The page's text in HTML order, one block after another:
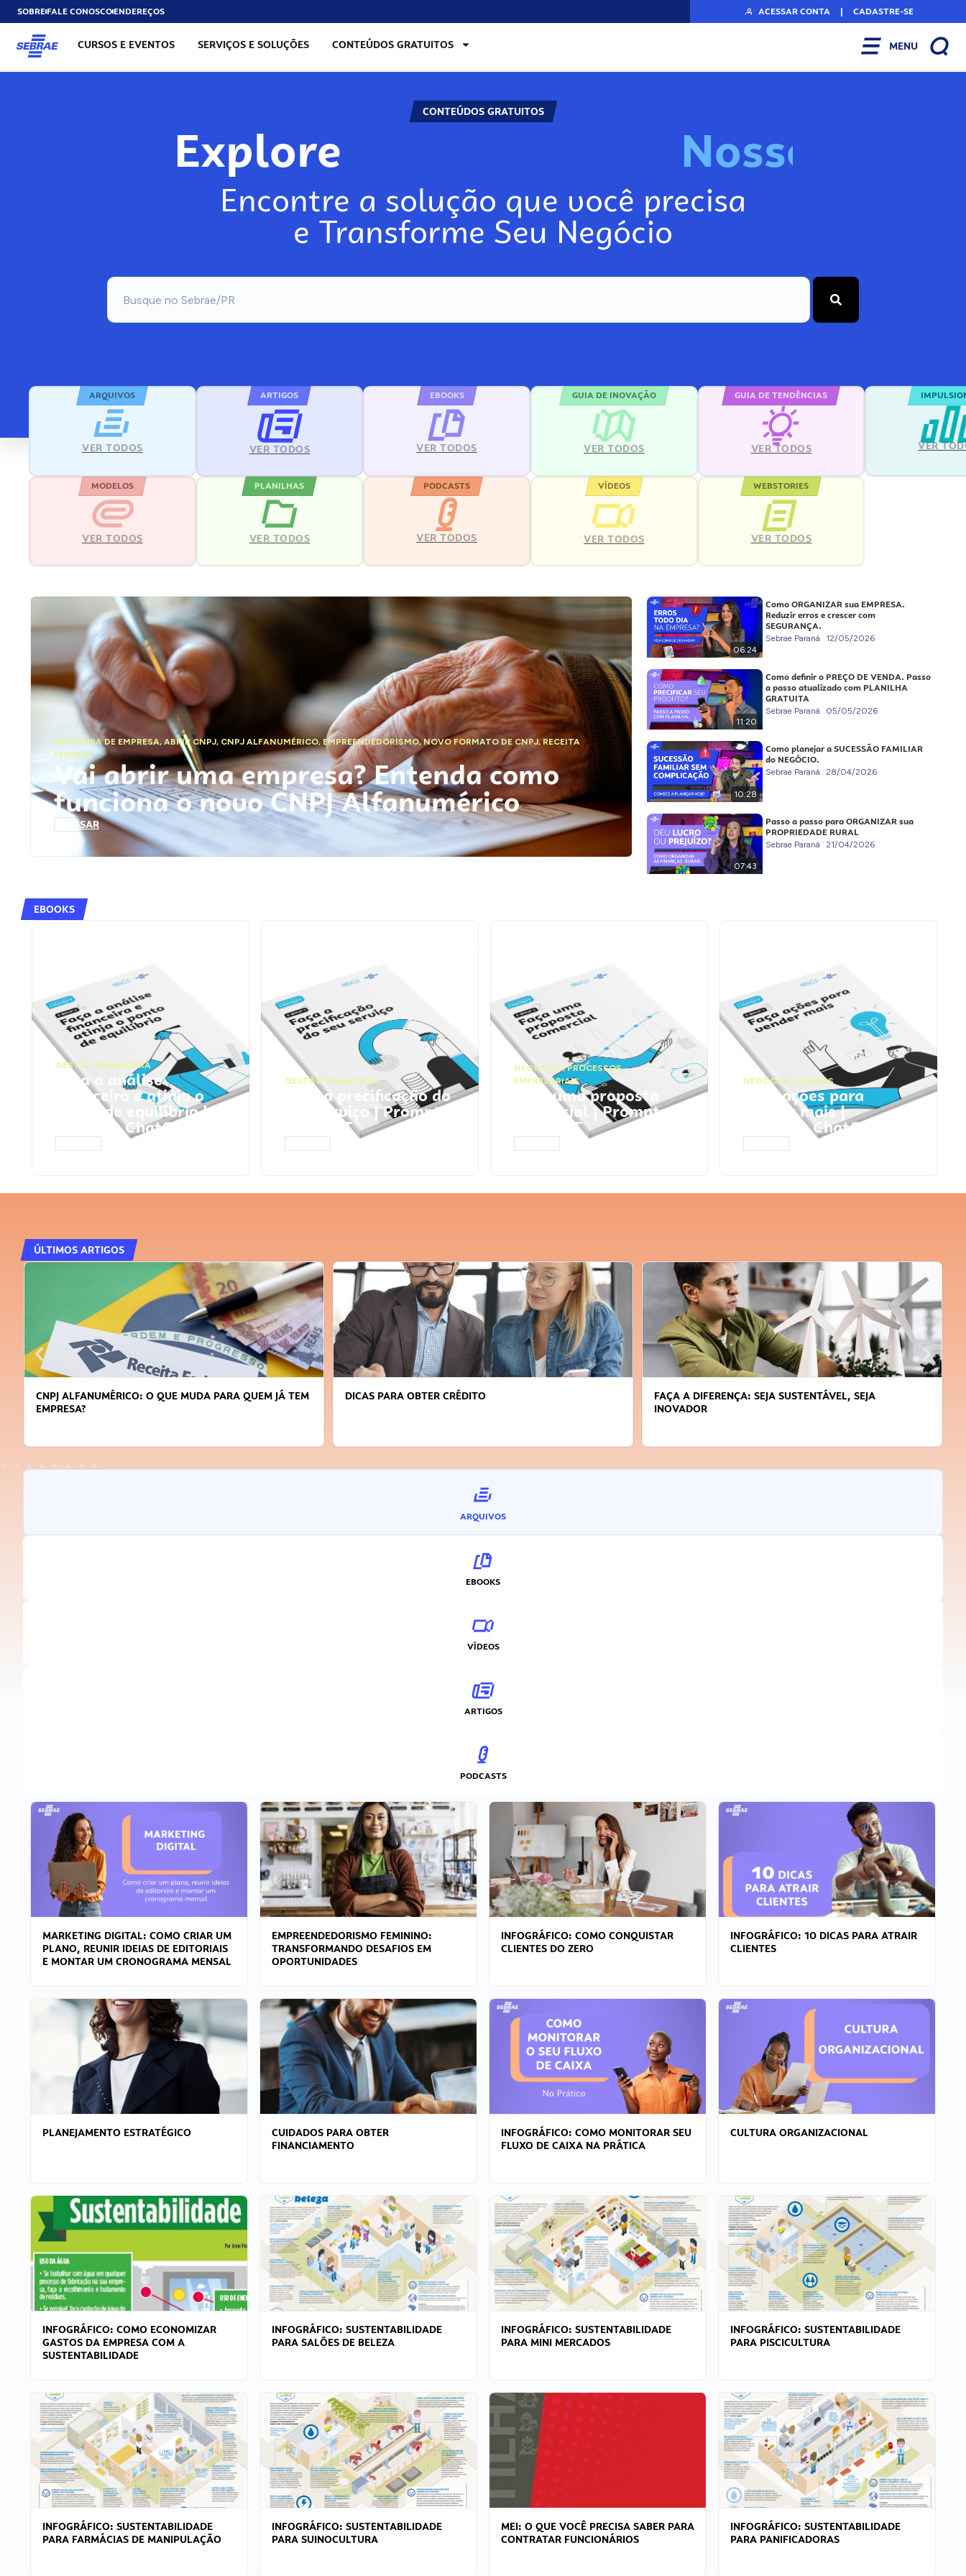
SOBREFALE CONOSCOENDEREÇOS ACESSAR CONTA | CADASTRE-SE
CURSOS E EVENTOS SERVIÇOS E SOLUÇÕES CONTEÚDOS GRATUITOS MENU
CONTEÚDOS GRATUITOS
Explore No
Encontre a solução que você precisa
e Transforme Seu Negócio
ARQUIVOS
VER TODOS
ARTIGOS
VER TODOS
EBOOKS
VER TODOS
GUIA DE INOVAÇÃO
VER TODOS
GUIA DE TENDÊNCIAS
VER TODOS VER
MODELOS
VER TODOS
PLANILHAS
VER TODOS
PODCASTS
VER TODOS
VÍDEOS
VER TODOS
WEBSTORIES
VER TODOS
ABERTURA DE EMPRESA,ABRIR CNPJ, CNPJ ALFANUMÉRICO, EMPREENDEDORISMO,NOVO FORMATO DE CNPJ,RECEITA
FEDERAL
Vai abrir uma empresa? Entenda como
funciona o novo CNPJ Alfanumérico
ACESSAR
06:24
Como ORGANIZAR sua EMPRESA.
Reduzir erros e crescer com
SEGURANÇA.
Sebrae Paraná 12/05/2026
11:20
Como definir o PREÇO DE VENDA. Passo
a passo atualizado com PLANILHA
GRATUITA
Sebrae Paraná 05/05/2026
10:28
Como planejar a SUCESSÃO FAMILIAR
do NEGÓCIO.
Sebrae Paraná 28/04/2026
07:43
Passo a passo para ORGANIZAR sua
PROPRIEDADE RURAL
Sebrae Paraná 21/04/2026
EBOOKS
GESTÃO FINANCEIRA
Faça a análise
financeira e atinja o
ponto de equilíbrio |
Prompts ChatGPT
GESTÃO FINANCEIRA
Faça a precificação do
seu serviço | Prompts
ChatGPT
NEGÓCIOS,PROCESSOS
EMPRESARIAIS
Faça uma proposta
comercial | Prompts
ChatGPT
NEGÓCIOS, VENDAS
Faça ações para
vender mais |
Prompts ChatGPT
ÚLTIMOS ARTIGOS
DICAS PARA OBTER CRÉDITO
FAÇA A DIFERENÇA: SEJA SUSTENTÁVEL, SEJA
APRENDA A GERENCIAR O SEU TEMPO
ARQUIVOS
EBOOKS
VÍDEOS
ARTIGOS
PODCASTS
MARKETING DIGITAL: COMO CRIAR UM
PLANO, REUNIR IDEIAS DE EDITORIAIS
E MONTAR UM CRONOGRAMA MENSAL
EMPREENDEDORISMO FEMININO:
TRANSFORMANDO DESAFIOS EM
OPORTUNIDADES
INFOGRÁFICO: COMO CONQUISTAR
CLIENTES DO ZERO
INFOGRÁFICO: 10 DICAS PARA ATRAIR
CLIENTES
PLANEJAMENTO ESTRATÉGICO
CUIDADOS PARA OBTER
FINANCIAMENTO
INFOGRÁFICO: COMO MONITORAR SEU
FLUXO DE CAIXA NA PRÁTICA
CULTURA ORGANIZACIONAL
INFOGRÁFICO: COMO ECONOMIZAR
GASTOS DA EMPRESA COM A
SUSTENTABILIDADE
INFOGRÁFICO: SUSTENTABILIDADE
PARA SALÕES DE BELEZA
INFOGRÁFICO: SUSTENTABILIDADE
PARA MINI MERCADOS
INFOGRÁFICO: SUSTENTABILIDADE
PARA PISCICULTURA
INFOGRÁFICO: SUSTENTABILIDADE
PARA FARMÁCIAS DE MANIPULAÇÃO
INFOGRÁFICO: SUSTENTABILIDADE
PARA SUINOCULTURA
MEI: O QUE VOCÊ PRECISA SABER PARA
CONTRATAR FUNCIONÁRIOS
INFOGRÁFICO: SUSTENTABILIDADE
PARA PANIFICADORAS